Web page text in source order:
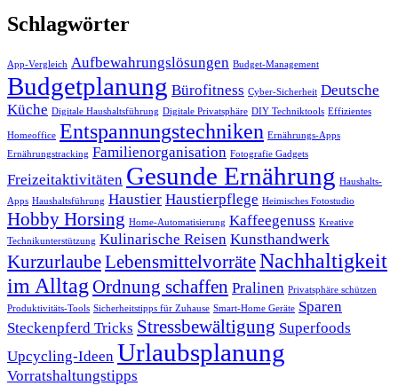
Schlagwörter
App-Vergleich Aufbewahrungslösungen Budget-Management
Budgetplanung Bürofitness Cyber-Sicherheit Deutsche
Küche Digitale Haushaltsführung Digitale Privatsphäre DIY Techniktools Effizientes
Homeoffice Entspannungstechniken Ernährungs-Apps
Ernährungstracking Familienorganisation Fotografie Gadgets
Freizeitaktivitäten Gesunde Ernährung Haushalts-
Apps Haushaltsführung Haustier Haustierpflege Heimisches Fotostudio
Hobby Horsing Home-Automatisierung Kaffeegenuss Kreative
Technikunterstützung Kulinarische Reisen Kunsthandwerk
KurzurlaubeLebensmittelvorräteNachhaltigkeit
im Alltag Ordnung schaffen Pralinen Privatsphäre schützen
Produktivitäts-Tools Sicherheitstipps für Zuhause Smart-Home Geräte Sparen
Steckenpferd Tricks Stressbewältigung Superfoods
Upcycling-Ideen Urlaubsplanung
Vorratshaltungstipps